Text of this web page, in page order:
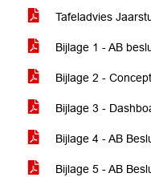
Tafeladvies
Bijlage 1 - AB
Bijlage 2 -
Bijlage 3 -
Bijlage 4 - AB
Bijlage 5 - AB